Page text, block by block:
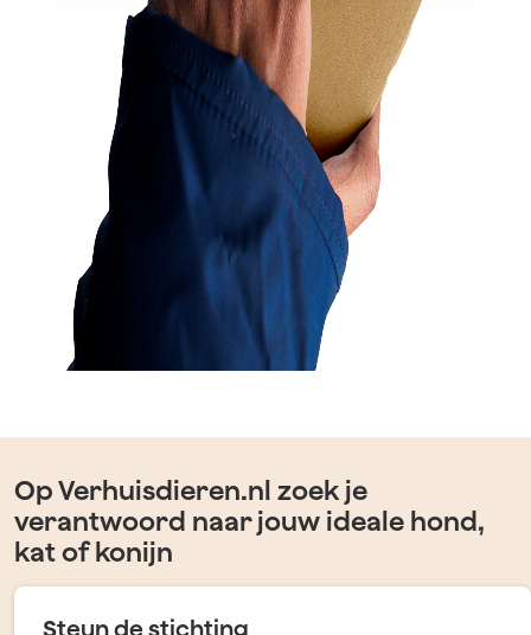
Op Verhuisdieren.nl zoek je
verantwoord naar jouw ideale hond,
kat of konijn
Steun de stichting